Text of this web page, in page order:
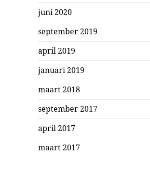
juni 2020
september 2019
april 2019
januari 2019
maart 2018
september 2017
april 2017
maart 2017